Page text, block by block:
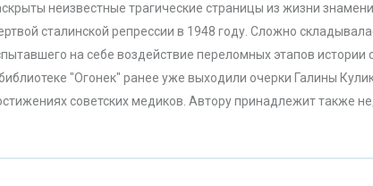
неизвестные трагические страницы из жизни
сталинской репрессии в 1948 году. Сложно
на себе воздействие переломных этапов истории
"Огонек" ранее уже выходили очерки Галины
советских медиков. Автору принадлежит также